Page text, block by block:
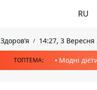
RU
Здоров’я 14:27, 3 Вересня
ТОПТЕМА: Модні